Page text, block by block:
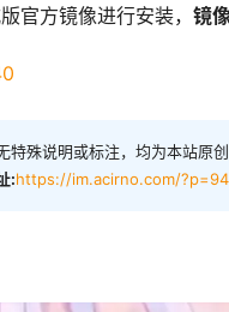
官方镜像进行安装， 镜
特殊说明或标注，均为本站原
:https://im.acirno.com/